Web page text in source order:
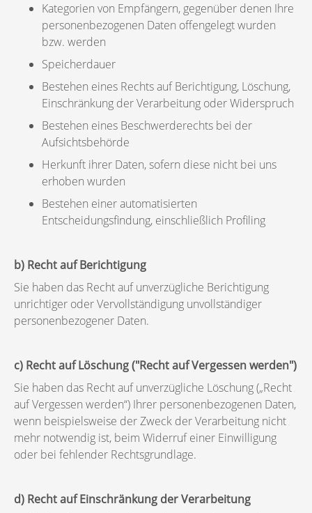
Kategorien von Empfängern, gegenüber denen Ihre
personenbezogenen Daten offengelegt wurden
bzw. werden
Speicherdauer
Bestehen eines Rechts auf Berichtigung, Löschung,
Einschränkung der Verarbeitung oder Widerspruch
Bestehen eines Beschwerderechts bei der
Aufsichtsbehörde
Herkunft ihrer Daten, sofern diese nicht bei uns
erhoben wurden
Bestehen einer automatisierten
Entscheidungsfindung, einschließlich Profiling
b) Recht auf Berichtigung
Sie haben das Recht auf unverzügliche Berichtigung
unrichtiger oder Vervollständigung unvollständiger
personenbezogener Daten.
c) Recht auf Löschung ("Recht auf Vergessen werden")
Sie haben das Recht auf unverzügliche Löschung („Recht
auf Vergessen werden“) Ihrer personenbezogenen Daten,
wenn beispielsweise der Zweck der Verarbeitung nicht
mehr notwendig ist, beim Widerruf einer Einwilligung
oder bei fehlender Rechtsgrundlage.
d) Recht auf Einschränkung der Verarbeitung